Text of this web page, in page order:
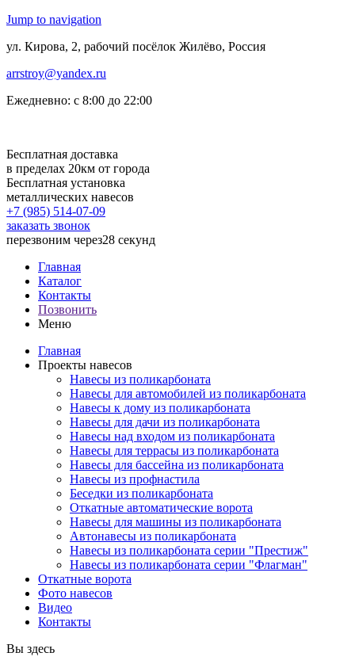
Jump to navigation
ул. Кирова, 2, рабочий посёлок Жилёво, Россия
arrstroy@yandex.ru
Ежедневно: с 8:00 до 22:00
Бесплатная доставка
в пределах 20км от города
Бесплатная установка
металлических навесов
+7 (985) 514-07-09
заказать звонок
перезвоним через28 секунд
Главная
Каталог
Контакты
Позвонить
Меню
Главная
Проекты навесов
Навесы из поликарбоната
Навесы для автомобилей из поликарбоната
Навесы к дому из поликарбоната
Навесы для дачи из поликарбоната
Навесы над входом из поликарбоната
Навесы для террасы из поликарбоната
Навесы для бассейна из поликарбоната
Навесы из профнастила
Беседки из поликарбоната
Откатные автоматические ворота
Навесы для машины из поликарбоната
Автонавесы из поликарбоната
Навесы из поликарбоната серии "Престиж"
Навесы из поликарбоната серии "Флагман"
Откатные ворота
Фото навесов
Видео
Контакты
Вы здесь